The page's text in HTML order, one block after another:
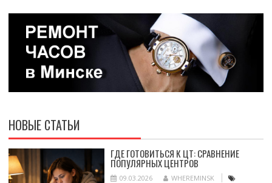
НОВЫЕ СТАТЬИ
ГДЕ ГОТОВИТЬСЯ К ЦТ: СРАВНЕНИЕ
ПОПУЛЯРНЫХ ЦЕНТРОВ
09.03.2026
WHEREMINSK